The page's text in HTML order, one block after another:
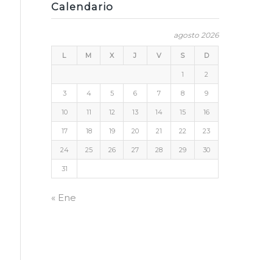
Calendario
agosto 2026
L M X J V S D
1 2
3 4 5 6 7 8 9
10 11 12 13 14 15 16
17 18 19 20 21 22 23
24 25 26 27 28 29 30
31
« Ene